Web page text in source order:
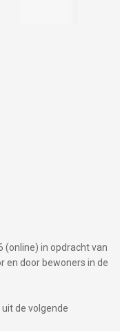
(online) in opdracht van
en door bewoners in de
de volgende